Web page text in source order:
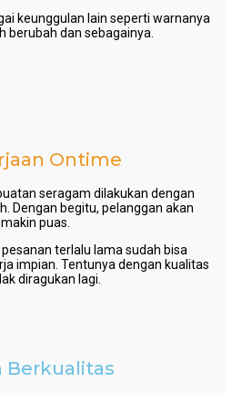
keunggulan lain seperti warnanya
berubah dan sebagainya.
Ontime
seragam dilakukan dengan
Dengan begitu, pelanggan akan
puas.
terlalu lama sudah bisa
impian. Tentunya dengan kualitas
diragukan lagi.
Berkualitas